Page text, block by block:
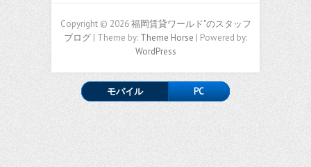
Copyright © 2026福岡賃貸ワールド"のスタッフ
ブログ | Theme by: Theme Horse | Powered by:
WordPress
モバイル PC